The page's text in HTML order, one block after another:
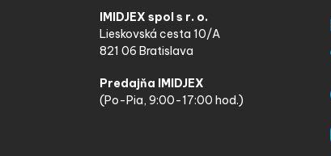
IMIDJEX spol s r. o.
Lieskovská cesta 10/A
821 06 Bratislava
Predajňa IMIDJEX
(Po-Pia, 9:00-17:00 hod.)